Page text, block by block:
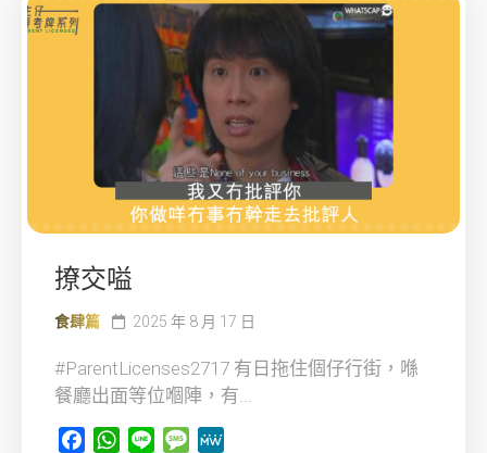
撩交嗌
食肆篇 2025 年 8 月 17 日
#ParentLicenses2717 有日拖住個仔行街，喺
餐廳出面等位嗰陣，有...
FacebookWhatsApp
Line Message